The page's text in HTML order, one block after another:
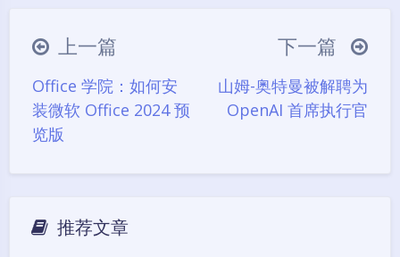
上一篇
Office 学院：如何安
装微软 Office 2024 预
览版
下一篇
山姆-奥特曼被解聘为
OpenAI 首席执行官
推荐文章